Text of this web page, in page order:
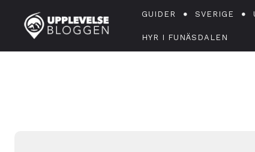
GUIDER SVERIGE
HYR I FUNÄSDALEN